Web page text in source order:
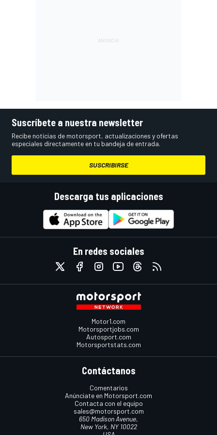
Suscríbete a nuestra newsletter
Recibe noticias de motorsport, actualizaciones y ofertas
especiales directamente en tu bandeja de entrada.
SUSCRIBIRSE
Descarga tus aplicaciones
En redes sociales
Motor1.com
Motorsportjobs.com
Autosport.com
Motorsportstats.com
Contáctanos
Comentarios
Anúnciate en Motorsport.com
Contacta con el equipo
sales@motorsport.com
650 Madison Avenue,
New York, NY 10022